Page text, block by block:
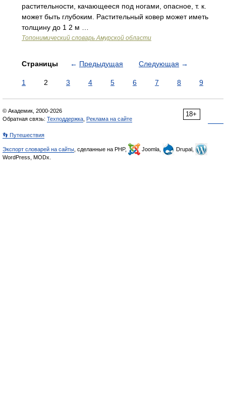
растительности, качающееся под ногами, опасное, т. к.
может быть глубоким. Растительный ковер может иметь
толщину до 1 2 м …
Топонимический словарь Амурской области
Страницы ← Предыдущая Следующая →
1 2 3 4 5 6 7 8 9
18+
© Академик, 2000-2026
Обратная связь: Техподдержка Реклама на сайте
👣 Путешествия
Экспорт словарей на сайты , сделанные на PHP, Joomla,
Drupal,
WordPress, MODx.